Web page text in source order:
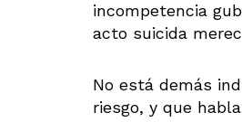
incompetencia
acto suicida
No está demás
riesgo, y que